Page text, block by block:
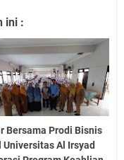
ini :
Bersama Prodi Bisnis
Universitas Al Irsyad